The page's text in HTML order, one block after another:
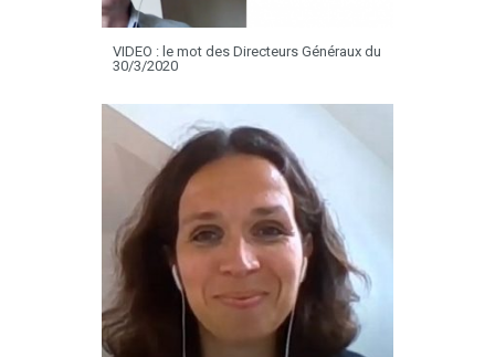
VIDEO : le mot des Directeurs Généraux du
30/3/2020